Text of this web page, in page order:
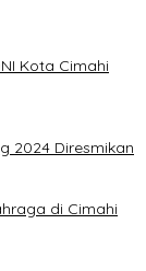
Kota Cimahi
2024 Diresmikan
di Cimahi